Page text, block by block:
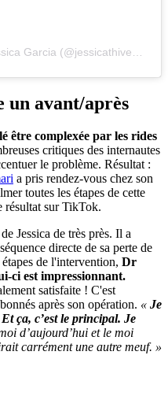
un avant/après
être complexée par les rides
critiques des internautes
le problème. Résultat :
a pris rendez-vous chez son
toutes les étapes de cette
résultat sur TikTok.
Jessica de très près. Il a
directe de sa perte de
de l'intervention, Dr
ci est impressionnant.
satisfaite ! C'est
après son opération. « Je
ça, c’est le principal. Je
d’aujourd’hui et le moi
carrément une autre meuf. »